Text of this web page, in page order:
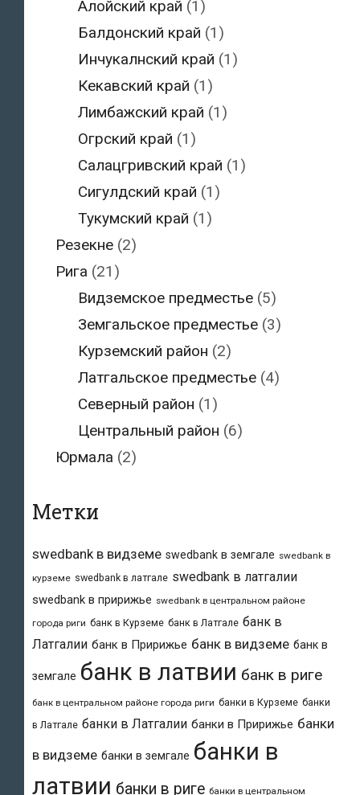
Алойский край (1)
Балдонский край (1)
Инчукалнский край (1)
Кекавский край (1)
Лимбажский край (1)
Огрский край (1)
Салацгривский край (1)
Сигулдский край (1)
Тукумский край (1)
Резекне(2)
Рига (21)
Видземское предместье (5)
Земгальское предместье (3)
Курземский район (2)
Латгальское предместье (4)
Северный район (1)
Центральный район (6)
Юрмала (2)
Метки
swedbank в видземе swedbank в земгале swedbank в
курземе swedbank в латгале swedbank в латгалии
swedbank в пририжье swedbank в центральном районе
города риги банк в Курземе банк в Латгале банк в
Латгалии банк в Пририжье банк в видземе банк в
земгале банк в латвии банк в риге
банк в центральном районе города риги банки в Курземе банки
в Латгале банки в Латгалии банки в Пририжье банки
в видземе банки в земгале банки в
латвии банки в риге банки в центральном